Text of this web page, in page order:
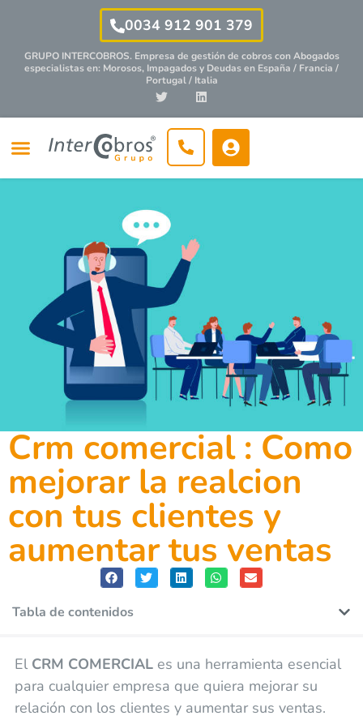
0034 912 901 379
GRUPO INTERCOBROS. Empresa de gestión de cobros conAbogados
especialistasen: Morosos, Impagados y Deudas en España / Francia /
Portugal / Italia
Crm comercial : Como
mejorar la realcion
con tus clientes y
aumentar tus ventas
Tabla de contenidos
El CRM COMERCIALes una herramienta esencial
para cualquier empresa que quiera mejorar su
relación con los clientes y aumentar sus ventas.